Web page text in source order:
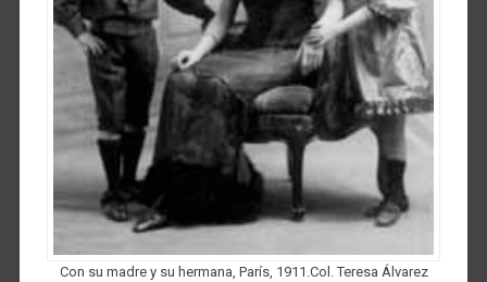
Con su madre y su hermana, París, 1911.Col. Teresa Álvarez